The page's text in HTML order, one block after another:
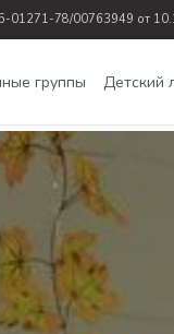
01271-78/00763949 от
группы Детский